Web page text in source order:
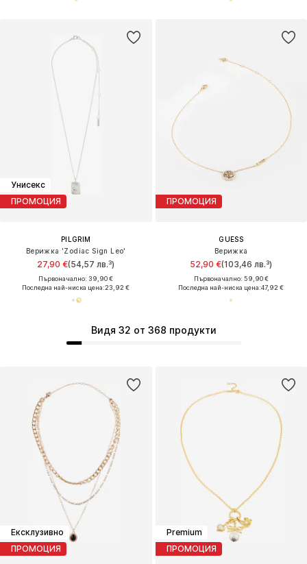
Унисекс
ПРОМОЦИЯ
PILGRIM
Верижка 'Zodiac Sign Leo'
27,90 €(54,57 лв.³)
Първоначално: 39,90 €
Последна най-ниска цена:23,92 €
ПРОМОЦИЯ
GUESS
Верижка
52,90 €(103,46 лв.³)
Първоначално: 59,90 €
Последна най-ниска цена:47,92 €
Ексклузивно
ПРОМОЦИЯ
Premium
ПРОМОЦИЯ
Видя 32 от 368 продукти